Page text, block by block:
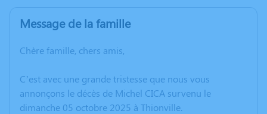
Message de la famille
Chère famille, chers amis,
C’est avec une grande tristesse que nous vous
annonçons le décès de Michel CICA survenu le
dimanche 05 octobre 2025 à Thionville.